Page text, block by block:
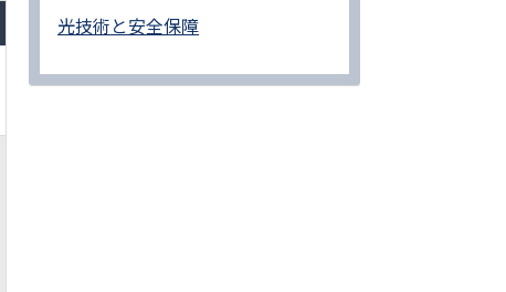
光技術と安全保障